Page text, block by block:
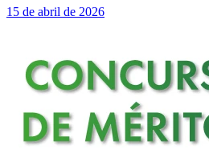
15 de abril de 2026